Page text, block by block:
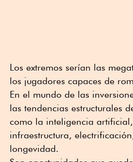
Los extremos serían las
los jugadores capaces de
En el mundo de las
las tendencias estructurales
como la inteligencia
infraestructura,
longevidad.